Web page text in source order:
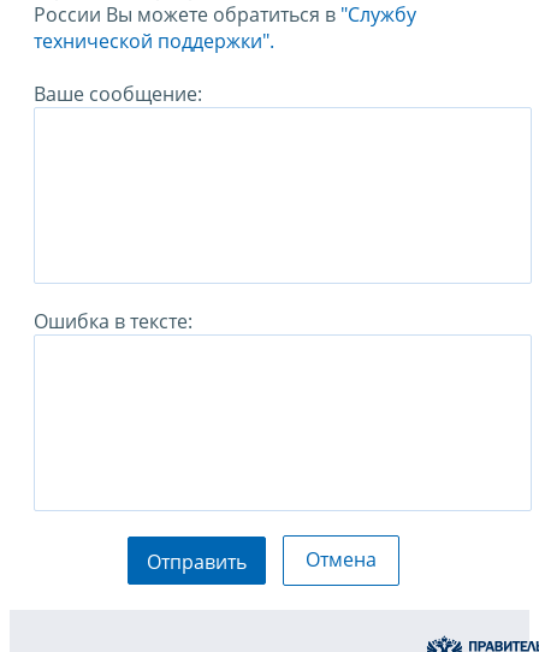
России Вы можете обратиться в "Службу
технической поддержки".
Ваше сообщение:
Ошибка в тексте:
Отправить Отмена